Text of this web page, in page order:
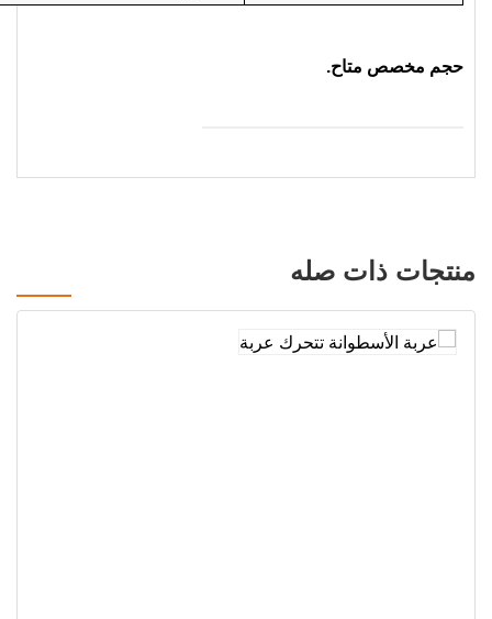
حجم مخصص متاح.
منتجات ذات صله